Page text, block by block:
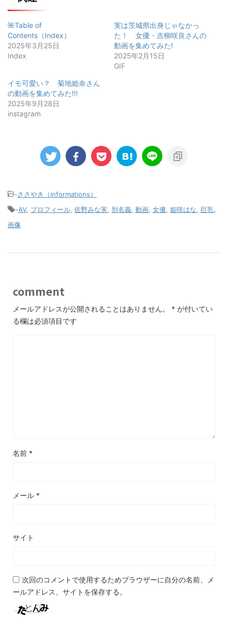
🌺Table of
Contents（Index）
2025年3月25日
Index
実は茨城県出身じゃなかっ
た！ 女優・吉柳咲良さんの
動画を集めてみた!
2025年2月15日
GIF
イモ可愛い？ 菊地姫奈さん
の動画を集めてみた!!!
2025年9月28日
instagram
-ささやき（informations）
-AV, プロフィール 佐野みな実 別名義 動画 女優 姫咲はな 巨乳
画像
comment
メールアドレスが公開されることはありません。 * が付いてい
る欄は必須項目です
名前 *
メール *
サイト
次回のコメントで使用するためブラウザーに自分の名前、メ
ールアドレス、サイトを保存する。